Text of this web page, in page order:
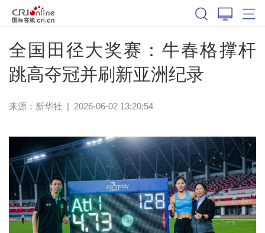
全国田径大奖赛：牛春格撑杆
跳高夺冠并刷新亚洲纪录
来源：新华社 | 2026-06-02 13:20:54